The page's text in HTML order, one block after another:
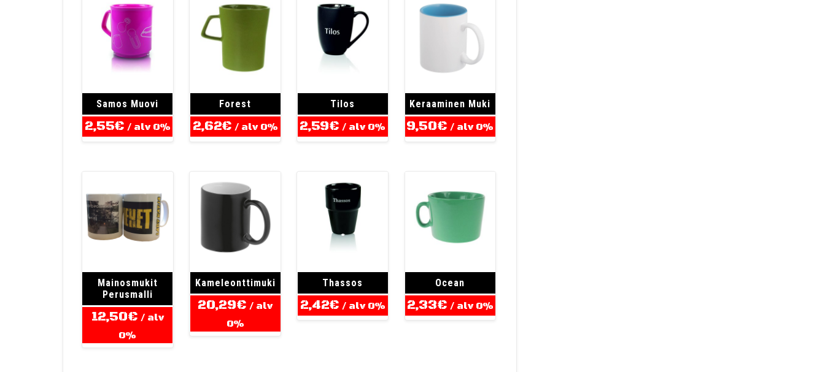
Samos Muovi
2,55€ / alv 0%
Forest
2,62€ / alv 0%
Tilos
2,59€ / alv 0%
Keraaminen Muki
9,50€ / alv 0%
Mainosmukit
Perusmalli
12,50€ / alv
0%
Kameleonttimuki
20,29€ / alv
0%
Thassos
2,42€ / alv 0%
Ocean
2,33€ / alv 0%